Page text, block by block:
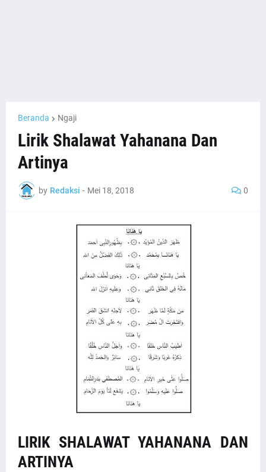
Beranda Ngaji
Lirik Shalawat Yahanana Dan
Artinya
by Redaksi - Mei 18, 2018 0
LIRIK SHALAWAT YAHANANA DAN
ARTINYA